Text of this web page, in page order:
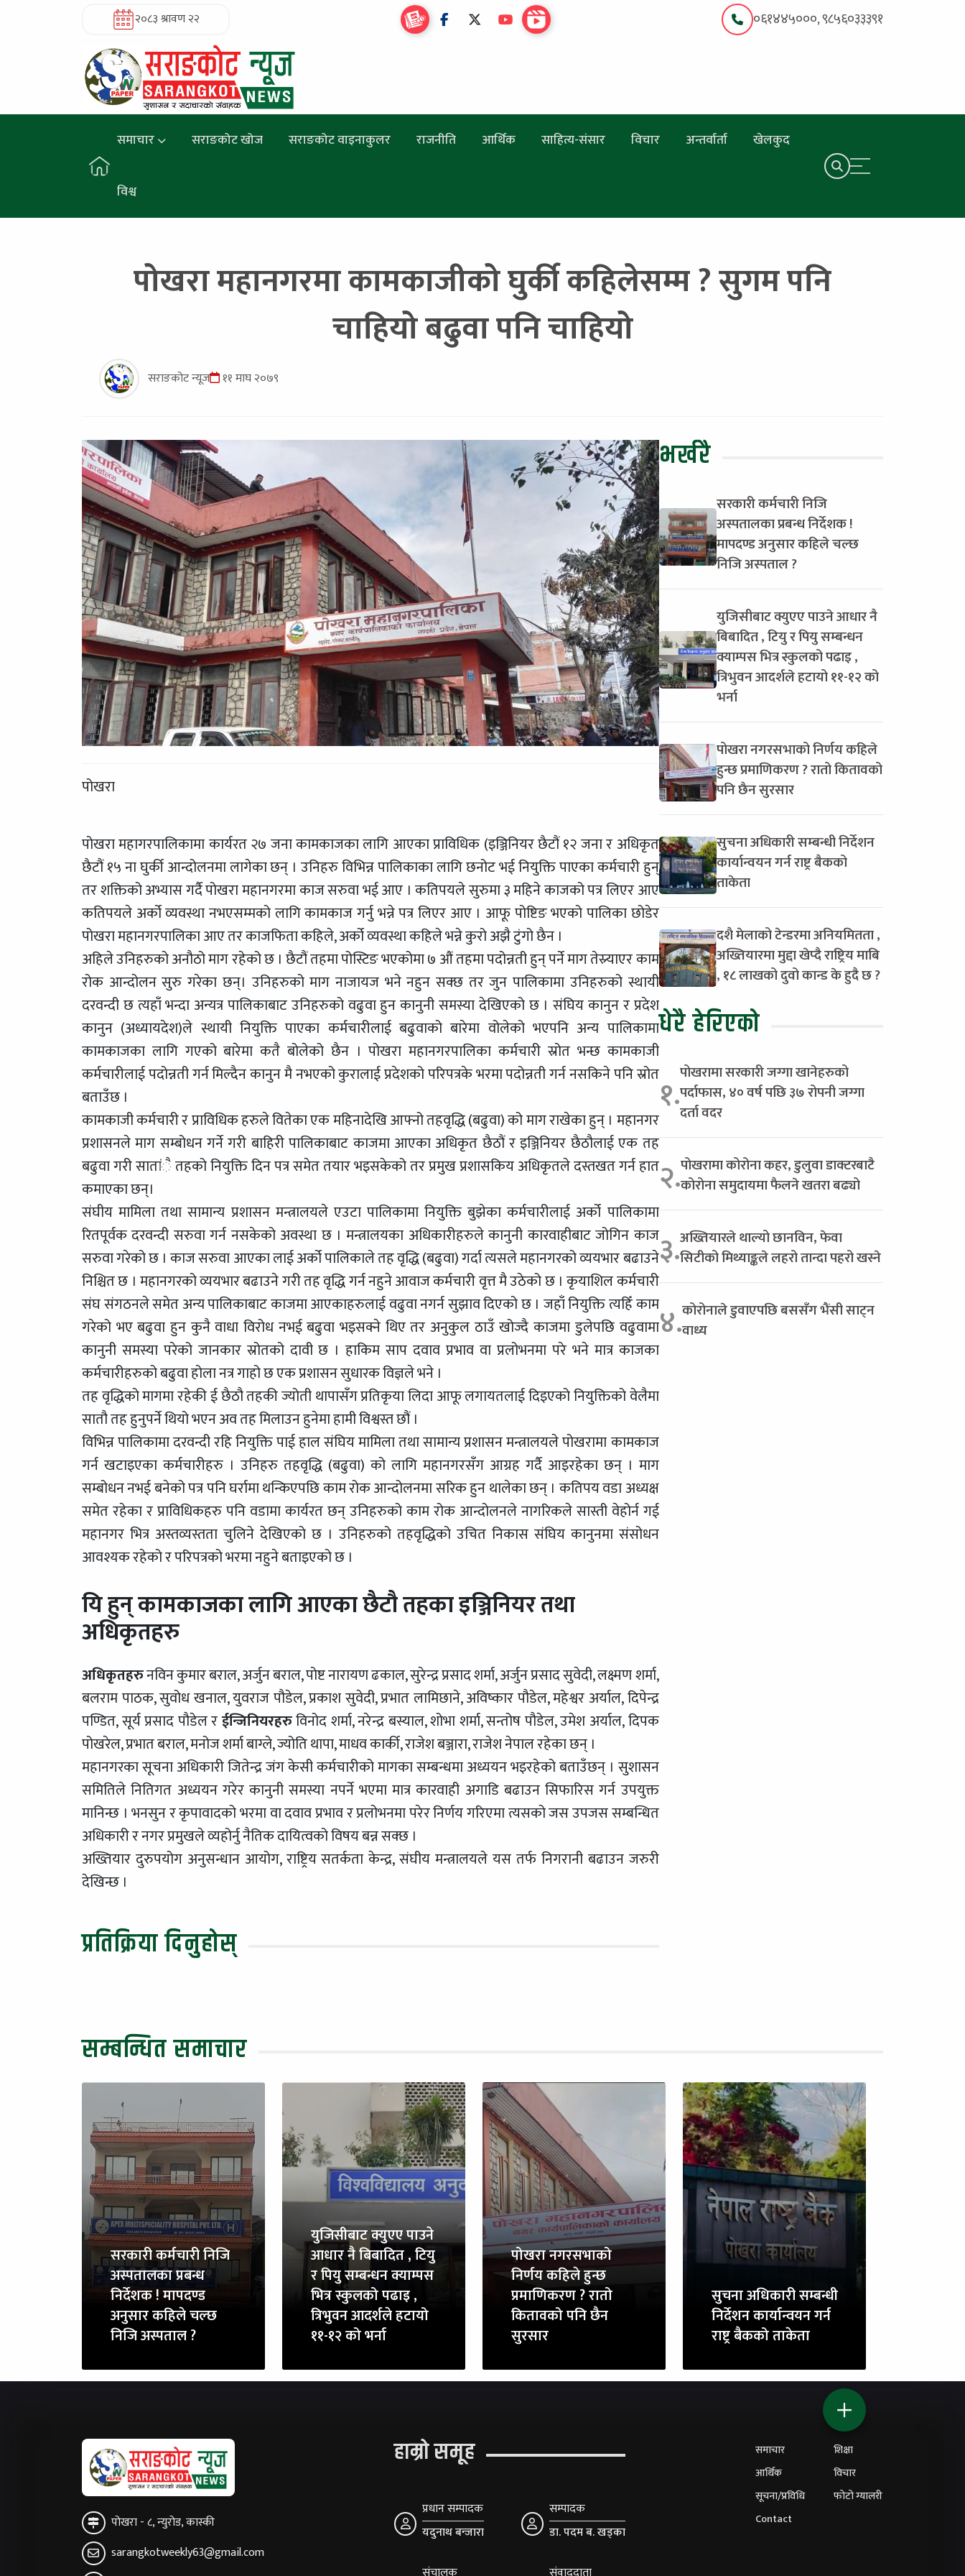
२०८३ श्रावण २२ ०६१४४५०००, ९८५६०३३३९१
समाचार सराङकोट खोज सराङकोट वाइनाकुलर राजनीति आर्थिक साहित्य-संसार विचार अन्तर्वार्ता खेलकुद
विश्व
पोखरा महानगरमा कामकाजीको घुर्की कहिलेसम्म ? सुगम पनि
चाहियो बढुवा पनि चाहियो
सराङकोट न्यूज ११ माघ २०७९
पोखरा
पोखरा महागरपालिकामा कार्यरत २७ जना कामकाजका लागि आएका प्राविधिक (इञ्जिनियर छैटौं १२ जना र अधिकृत
छैटौं १५ ना घुर्की आन्दोलनमा लागेका छन् । उनिहरु विभिन्न पालिकाका लागि छनोट भई नियुक्ति पाएका कर्मचारी हुन्
तर शक्तिको अभ्यास गर्दै पोखरा महानगरमा काज सरुवा भई आए । कतिपयले सुरुमा ३ महिने काजको पत्र लिएर आए
कतिपयले अर्को व्यवस्था नभएसम्मको लागि कामकाज गर्नु भन्ने पत्र लिएर आए । आफू पोष्टिङ भएको पालिका छोडेर
पोखरा महानगरपालिका आए तर काजफिता कहिले, अर्को व्यवस्था कहिले भन्ने कुरो अझै टुंगो छैन ।
अहिले उनिहरुको अनौठो माग रहेको छ । छैटौं तहमा पोस्टिङ भएकोमा ७ औं तहमा पदोन्नती हुन् पर्ने माग तेस्र्याएर काम
रोक आन्दोलन सुरु गरेका छन्। उनिहरुको माग नाजायज भने नहुन सक्छ तर जुन पालिकामा उनिहरुको स्थायी
दरवन्दी छ त्यहाँ भन्दा अन्यत्र पालिकाबाट उनिहरुको वढुवा हुन कानुनी समस्या देखिएको छ । संघिय कानुन र प्रदेश
कानुन (अध्यायदेश)ले स्थायी नियुक्ति पाएका कर्मचारीलाई बढुवाको बारेमा वोलेको भएपनि अन्य पालिकामा
कामकाजका लागि गएको बारेमा कतै बोलेको छैन । पोखरा महानगरपालिका कर्मचारी स्रोत भन्छ कामकाजी
कर्मचारीलाई पदोन्नती गर्न मिल्दैन कानुन मै नभएको कुरालाई प्रदेशको परिपत्रके भरमा पदोन्नती गर्न नसकिने पनि स्रोत
बताउँछ ।
कामकाजी कर्मचारी र प्राविधिक हरुले वितेका एक महिनादेखि आफ्नो तहवृद्धि (बढुवा) को माग राखेका हुन् । महानगर
प्रशासनले माग सम्बोधन गर्ने गरी बाहिरी पालिकाबाट काजमा आएका अधिकृत छैठौं र इञ्जिनियर छैठौलाई एक तह
बढुवा गरी सातांै तहको नियुक्ति दिन पत्र समेत तयार भइसकेको तर प्रमुख प्रशासकिय अधिकृतले दस्तखत गर्न हात
कमाएका छन्।
संघीय मामिला तथा सामान्य प्रशासन मन्त्रालयले एउटा पालिकामा नियुक्ति बुझेका कर्मचारीलाई अर्को पालिकामा
रितपूर्वक दरवन्दी सरुवा गर्न नसकेको अवस्था छ । मन्त्रालयका अधिकारीहरुले कानुनी कारवाहीबाट जोगिन काज
सरुवा गरेको छ । काज सरुवा आएका लाई अर्को पालिकाले तह वृद्धि (बढुवा) गर्दा त्यसले महानगरको व्ययभार बढाउने
निश्चित छ । महानगरको व्ययभार बढाउने गरी तह वृद्धि गर्न नहुने आवाज कर्मचारी वृत्त मै उठेको छ । कृयाशिल कर्मचारी
संघ संगठनले समेत अन्य पालिकाबाट काजमा आएकाहरुलाई वढुवा नगर्न सुझाव दिएको छ । जहाँ नियुक्ति त्यहिँ काम
गरेको भए बढुवा हुन कुनै वाधा विरोध नभई बढुवा भइसक्ने थिए तर अनुकुल ठाउँ खोज्दै काजमा डुलेपछि वढुवामा
कानुनी समस्या परेको जानकार स्रोतको दावी छ । हाकिम साप दवाव प्रभाव वा प्रलोभनमा परे भने मात्र काजका
कर्मचारीहरुको बढुवा होला नत्र गाहो छ एक प्रशासन सुधारक विज्ञले भने ।
तह वृद्धिको मागमा रहेकी ई छैठौ तहकी ज्योती थापासँग प्रतिकृया लिदा आफू लगायतलाई दिइएको नियुक्तिको वेलैमा
सातौ तह हुनुपर्ने थियो भएन अव तह मिलाउन हुनेमा हामी विश्वस्त छौं ।
विभिन्न पालिकामा दरवन्दी रहि नियुक्ति पाई हाल संघिय मामिला तथा सामान्य प्रशासन मन्त्रालयले पोखरामा कामकाज
गर्न खटाइएका कर्मचारीहरु । उनिहरु तहवृद्धि (बढुवा) को लागि महानगरसँग आग्रह गर्दै आइरहेका छन् । माग
सम्बोधन नभई बनेको पत्र पनि घर्रामा थन्किएपछि काम रोक आन्दोलनमा सरिक हुन थालेका छन् । कतिपय वडा अध्यक्ष
समेत रहेका र प्राविधिकहरु पनि वडामा कार्यरत छन् उनिहरुको काम रोक आन्दोलनले नागरिकले सास्ती वेहोर्न गई
महानगर भित्र अस्तव्यस्तता चुलिने देखिएको छ । उनिहरुको तहवृद्धिको उचित निकास संघिय कानुनमा संसोधन
आवश्यक रहेको र परिपत्रको भरमा नहुने बताइएको छ ।
यि हुन् कामकाजका लागि आएका छैटौ तहका इञ्जिनियर तथा
अधिकृतहरु
अधिकृतहरुनविन कुमार बराल, अर्जुन बराल, पोष्ट नारायण ढकाल, सुरेन्द्र प्रसाद शर्मा, अर्जुन प्रसाद सुवेदी, लक्ष्मण शर्मा,
बलराम पाठक, सुवोध खनाल, युवराज पौडेल, प्रकाश सुवेदी, प्रभात लामिछाने, अविष्कार पौडेल, महेश्वर अर्याल, दिपेन्द्र
पण्डित, सूर्य प्रसाद पौडेल रईन्जिनियरहरुविनोद शर्मा, नरेन्द्र बस्याल, शोभा शर्मा, सन्तोष पौडेल, उमेश अर्याल, दिपक
पोखरेल, प्रभात बराल, मनोज शर्मा बाग्ले, ज्योति थापा, माधव कार्की, राजेश बञ्जारा, राजेश नेपाल रहेका छन् ।
महानगरका सूचना अधिकारी जितेन्द्र जंग केसी कर्मचारीको मागका सम्बन्धमा अध्ययन भइरहेको बताउँछन् । सुशासन
समितिले नितिगत अध्ययन गरेर कानुनी समस्या नपर्ने भएमा मात्र कारवाही अगाडि बढाउन सिफारिस गर्न उपयुक्त
मानिन्छ । भनसुन र कृपावादको भरमा वा दवाव प्रभाव र प्रलोभनमा परेर निर्णय गरिएमा त्यसको जस उपजस सम्बन्धित
अधिकारी र नगर प्रमुखले व्यहोर्नु नैतिक दायित्वको विषय बन्न सक्छ ।
अख्तियार दुरुपयोग अनुसन्धान आयोग, राष्ट्रिय सतर्कता केन्द्र, संघीय मन्त्रालयले यस तर्फ निगरानी बढाउन जरुरी
देखिन्छ ।
प्रतिक्रिया दिनुहोस्
भर्खरै
सरकारी कर्मचारी निजि
अस्पतालका प्रबन्ध निर्देशक !
मापदण्ड अनुसार कहिले चल्छ
निजि अस्पताल ?
युजिसीबाट क्युएए पाउने आधार नै
बिबादित , टियु र पियु सम्बन्धन
क्याम्पस भित्र स्कुलको पढाइ ,
त्रिभुवन आदर्शले हटायो ११-१२ को
भर्ना
पोखरा नगरसभाको निर्णय कहिले
हुन्छ प्रमाणिकरण ? रातो कितावको
पनि छैन सुरसार
सुचना अधिकारी सम्बन्धी निर्देशन
कार्यान्वयन गर्न राष्ट्र बैकको
ताकेता
दशै मेलाको टेन्डरमा अनियमितता ,
अख्तियारमा मुद्दा खेप्दै राष्ट्रिय माबि
, १८ लाखको दुवो कान्ड के हुदै छ ?
धेरै हेरिएको
१.पोखरामा सरकारी जग्गा खानेहरुको
पर्दाफास, ४० वर्ष पछि ३७ रोपनी जग्गा
दर्ता वदर
२.पोखरामा कोरोना कहर, डुलुवा डाक्टरबाटै
कोरोना समुदायमा फैलने खतरा बढ्यो
३.अख्तियारले थाल्यो छानविन, फेवा
सिटीको मिथ्याङ्कले लहरो तान्दा पहरो खस्ने
४.कोरोनाले डुवाएपछि बससँग भैंसी साट्न
वाध्य
सम्बन्धित समाचार
सरकारी कर्मचारी निजि
अस्पतालका प्रबन्ध
निर्देशक ! मापदण्ड
अनुसार कहिले चल्छ
निजि अस्पताल ?
युजिसीबाट क्युएए पाउने
आधार नै बिबादित , टियु
र पियु सम्बन्धन क्याम्पस
भित्र स्कुलको पढाइ ,
त्रिभुवन आदर्शले हटायो
११-१२ को भर्ना
पोखरा नगरसभाको
निर्णय कहिले हुन्छ
प्रमाणिकरण ? रातो
कितावको पनि छैन
सुरसार
सुचना अधिकारी सम्बन्धी
निर्देशन कार्यान्वयन गर्न
राष्ट्र बैकको ताकेता
पोखरा - ८, न्युरोड, कास्की
sarangkotweekly63@gmail.com
हाम्रो समूह
प्रधान सम्पादक
यदुनाथ बन्जारा
सम्पादक
डा. पदम ब. खड्का
समाचार
शिक्षा
आर्थिक
विचार
सूचना/प्रविधि
फोटो ग्यालरी
Contact